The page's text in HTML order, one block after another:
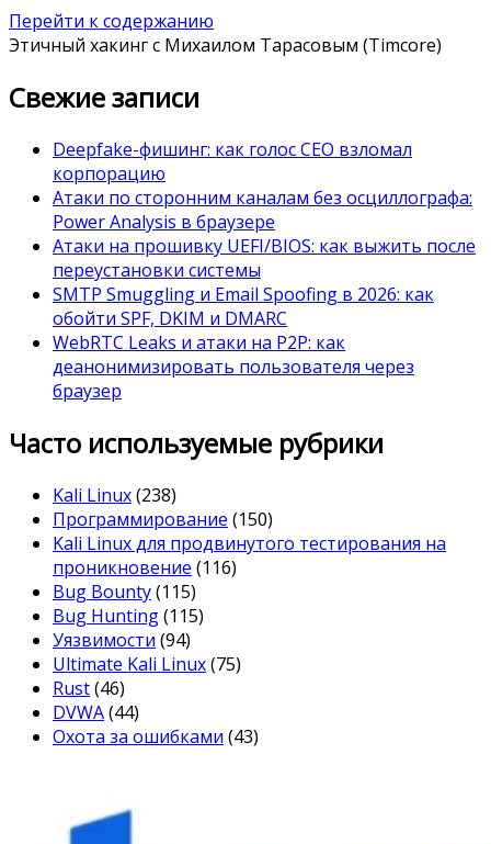
Перейти к содержанию
Этичный хакинг с Михаилом Тарасовым (Timcore)
Свежие записи
Deepfake-фишинг: как голос CEO взломал
корпорацию
Атаки по сторонним каналам без осциллографа:
Power Analysis в браузере
Атаки на прошивку UEFI/BIOS: как выжить после
переустановки системы
SMTP Smuggling и Email Spoofing в 2026: как
обойти SPF, DKIM и DMARC
WebRTC Leaks и атаки на P2P: как
деанонимизировать пользователя через
браузер
Часто используемые рубрики
Kali Linux(238)
Программирование (150)
Kali Linux для продвинутого тестирования на
проникновение (116)
Bug Bounty(115)
Bug Hunting(115)
Уязвимости (94)
Ultimate Kali Linux(75)
Rust(46)
DVWA(44)
Охота за ошибками (43)